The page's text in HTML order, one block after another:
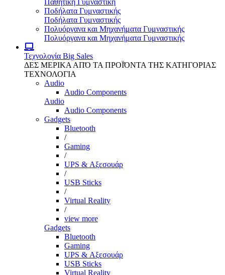
Παθητική Γυμναστική
Ποδήλατα Γυμναστικής
Ποδήλατα Γυμναστικής
Πολυόργανα και Μηχανήματα Γυμναστικής
Πολυόργανα και Μηχανήματα Γυμναστικής
Τεχνολογία Big Sales
ΔΕΣ ΜΕΡΙΚΑ ΑΠΌ ΤΑ ΠΡΟΪΌΝΤΑ ΤΗΣ ΚΑΤΗΓΟΡΙΑΣ
ΤΕΧΝΟΛΟΓΙΑ
Audio
Audio Components
Audio
Audio Components
Gadgets
Bluetooth
/
Gaming
/
UPS & Αξεσουάρ
/
USB Sticks
/
Virtual Reality
/
view more
Gadgets
Bluetooth
Gaming
UPS & Αξεσουάρ
USB Sticks
Virtual Reality